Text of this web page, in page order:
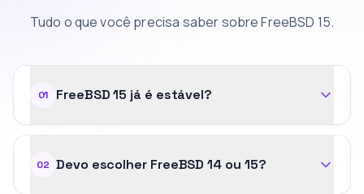
Tudo o que você precisa saber sobre FreeBSD 15.
01 FreeBSD 15 já é estável?
02 Devo escolher FreeBSD 14 ou 15?